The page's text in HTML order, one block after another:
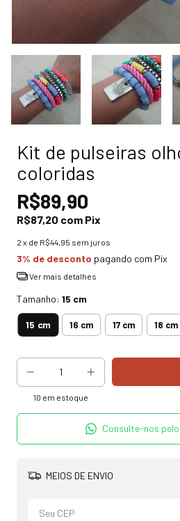
Kit de pulseiras
coloridas
R$89,90
R$87,20 com Pix
2 x de R$44,95 sem juros
3% de desconto pagando com Pix
Ver mais detalhes
Tamanho: 15 cm
15 cm 16 cm 17 cm 18 cm
10 em estoque
Consulte-nos
MEIOS DE ENVIO